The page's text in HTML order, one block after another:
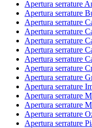
Apertura serrature
Apertura serrature
Apertura serrature
Apertura serrature
Apertura serrature
Apertura serrature
Apertura serrature
Apertura serrature
Apertura serrature
Apertura serrature
Apertura serrature
Apertura serrature
Apertura serrature
Apertura serrature